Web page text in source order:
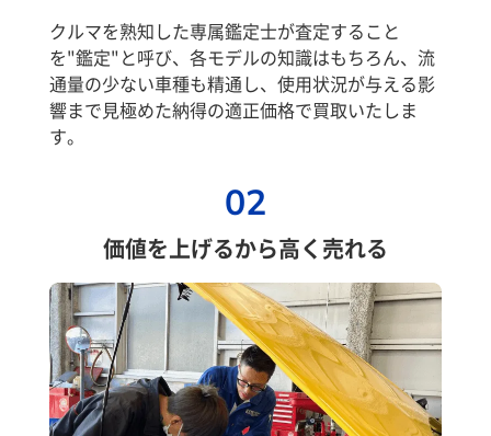
クルマを熟知した専属鑑定士が査定すること
を"鑑定"と呼び、各モデルの知識はもちろん、流
通量の少ない車種も精通し、使用状況が与える影
響まで見極めた納得の適正価格で買取いたしま
す。
02
価値を上げるから高く売れる